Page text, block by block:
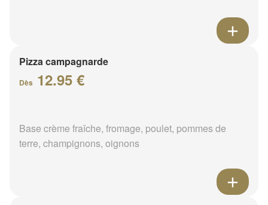
Pizza campagnarde
Dès 12.95 €
Base crème fraîche, fromage, poulet, pommes de
terre, champignons, oignons